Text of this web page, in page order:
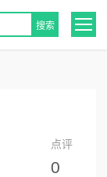
点评
0